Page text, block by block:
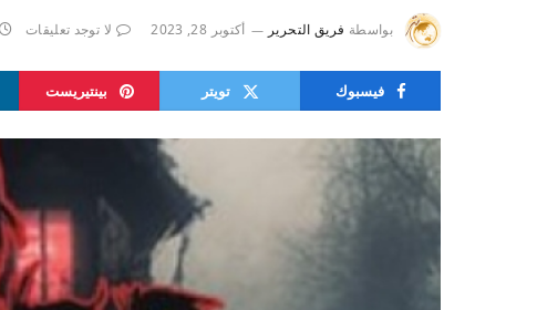
بواسطة فريق التحرير أكتوبر 28, 2023 لا توجد تعليقات
فيسبوك تويتر بينتيريست